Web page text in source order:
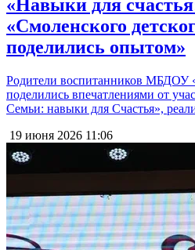
«Навыки для
«Смоленского
поделились опытом»
Родители воспитанников МБДОУ
поделились впечатлениями от
Семьи: навыки для Счастья»,
19 июня 2026 11:06